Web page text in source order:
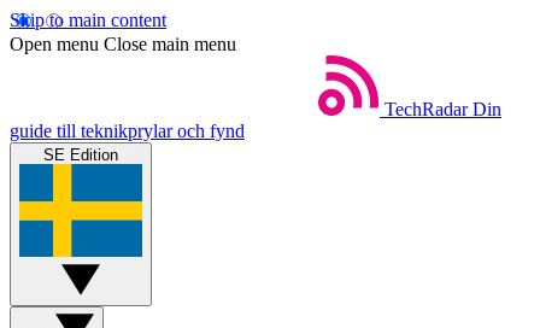
Skip to main content
Open menu Close main menu
TechRadar Din
guide till teknikprylar och fynd
SE Edition